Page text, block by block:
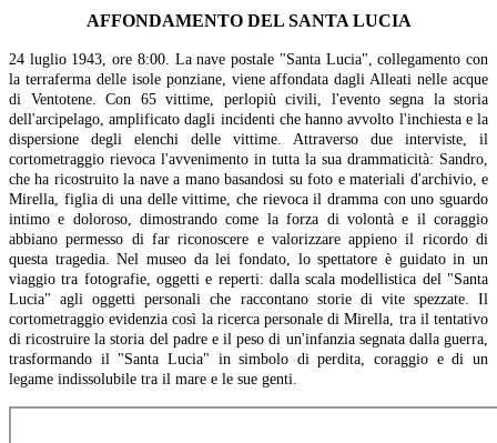
AFFONDAMENTO DEL SANTA LUCIA
24 luglio 1943, ore 8:00. La nave postale "Santa Lucia", collegamento con
la terraferma delle isole ponziane, viene affondata dagli Alleati nelle acque
di Ventotene. Con 65 vittime, perlopiù civili, l'evento segna la storia
dell'arcipelago, amplificato dagli incidenti che hanno avvolto l'inchiesta e la
dispersione degli elenchi delle vittime. Attraverso due interviste, il
cortometraggio rievoca l'avvenimento in tutta la sua drammaticità: Sandro,
che ha ricostruito la nave a mano basandosi su foto e materiali d'archivio, e
Mirella, figlia di una delle vittime, che rievoca il dramma con uno sguardo
intimo e doloroso, dimostrando come la forza di volontà e il coraggio
abbiano permesso di far riconoscere e valorizzare appieno il ricordo di
questa tragedia. Nel museo da lei fondato, lo spettatore è guidato in un
viaggio tra fotografie, oggetti e reperti: dalla scala modellistica del "Santa
Lucia" agli oggetti personali che raccontano storie di vite spezzate. Il
cortometraggio evidenzia così la ricerca personale di Mirella, tra il tentativo
di ricostruire la storia del padre e il peso di un'infanzia segnata dalla guerra,
trasformando il "Santa Lucia" in simbolo di perdita, coraggio e di un
legame indissolubile tra il mare e le sue genti.